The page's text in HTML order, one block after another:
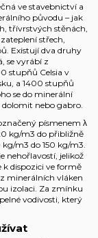
ve stavebnictví a
původu – jak
třívrstvých stěnách,
střech,
Existují dva druhy
se vyrábí z
stupňů Celsia v
a 1400 stupňů
se do minerální
nebo gabro.
písmenem λ
kg/m3 do přibližně
m3 do 150 kg/m3.
nehořlavostí, jelikož
dispozici ve formě
minerálních vláken
izolaci. Za zmínku
vodivosti, který